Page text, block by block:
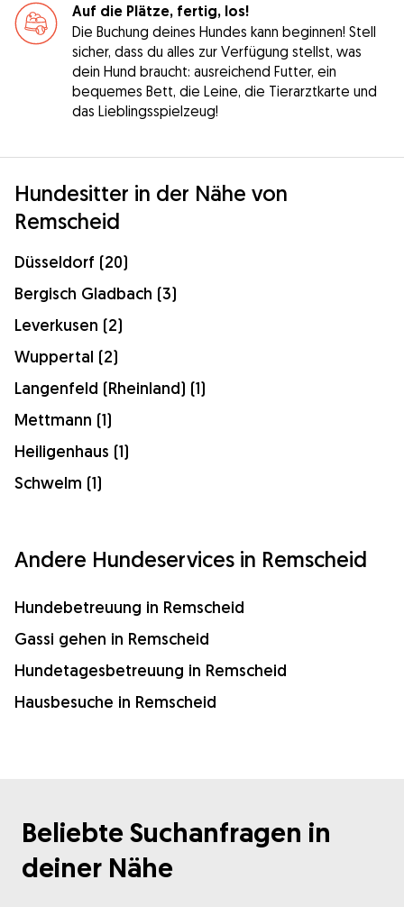
Auf die Plätze, fertig, los!
Die Buchung deines Hundes kann beginnen! Stell
sicher, dass du alles zur Verfügung stellst, was
dein Hund braucht: ausreichend Futter, ein
bequemes Bett, die Leine, die Tierarztkarte und
das Lieblingsspielzeug!
Hundesitter in der Nähe von
Remscheid
Düsseldorf (20)
Bergisch Gladbach (3)
Leverkusen (2)
Wuppertal (2)
Langenfeld (Rheinland) (1)
Mettmann (1)
Heiligenhaus (1)
Schwelm (1)
Andere Hundeservices in Remscheid
Hundebetreuung in Remscheid
Gassi gehen in Remscheid
Hundetagesbetreuung in Remscheid
Hausbesuche in Remscheid
Beliebte Suchanfragen in
deiner Nähe